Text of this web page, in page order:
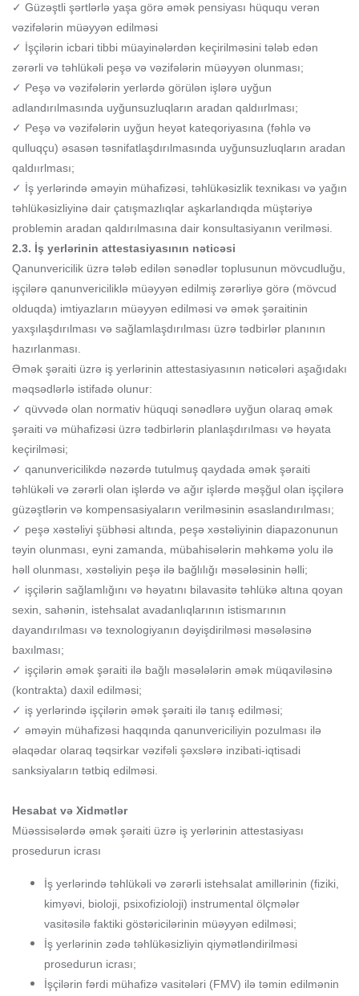
✓ Güzəştli şərtlərlə yaşa görə əmək pensiyası hüququ verən
vəzifələrin müəyyən edilməsi
✓ İşçilərin icbari tibbi müayinələrdən keçirilməsini tələb edən
zərərli və təhlükəli peşə və vəzifələrin müəyyən olunması;
✓ Peşə və vəzifələrin yerlərdə görülən işlərə uyğun
adlandırılmasında uyğunsuzluqların aradan qaldıırlması;
✓ Peşə və vəzifələrin uyğun heyət kateqoriyasına (fəhlə və
qulluqçu) əsasən təsnifatlaşdırılmasında uyğunsuzluqların aradan
qaldıırlması;
✓ İş yerlərində əməyin mühafizəsi, təhlükəsizlik texnikası və yağın
təhlükəsizliyinə dair çatışmazlıqlar aşkarlandıqda müştəriyə
problemin aradan qaldırılmasına dair konsultasiyanın verilməsi.
2.3. İş yerlərinin attestasiyasının nəticəsi
Qanunvericilik üzrə tələb edilən sənədlər toplusunun mövcudluğu,
işçilərə qanunvericiliklə müəyyən edilmiş zərərliyə görə (mövcud
olduqda) imtiyazların müəyyən edilməsi və əmək şəraitinin
yaxşılaşdırılması və sağlamlaşdırılması üzrə tədbirlər planının
hazırlanması.
Əmək şəraiti üzrə iş yerlərinin attestasiyasının nəticələri aşağıdakı
məqsədlərlə istifadə olunur:
✓ qüvvədə olan normativ hüquqi sənədlərə uyğun olaraq əmək
şəraiti və mühafizəsi üzrə tədbirlərin planlaşdırılması və həyata
keçirilməsi;
✓ qanunvericilikdə nəzərdə tutulmuş qaydada əmək şəraiti
təhlükəli və zərərli olan işlərdə və ağır işlərdə məşğul olan işçilərə
güzəştlərin və kompensasiyaların verilməsinin əsaslandırılması;
✓ peşə xəstəliyi şübhəsi altında, peşə xəstəliyinin diapazonunun
təyin olunması, eyni zamanda, mübahisələrin məhkəmə yolu ilə
həll olunması, xəstəliyin peşə ilə bağlılığı məsələsinin həlli;
✓ işçilərin sağlamlığını və həyatını bilavasitə təhlükə altına qoyan
sexin, sahənin, istehsalat avadanlıqlarının istismarının
dayandırılması və texnologiyanın dəyişdirilməsi məsələsinə
baxılması;
✓ işçilərin əmək şəraiti ilə bağlı məsələlərin əmək müqaviləsinə
(kontrakta) daxil edilməsi;
✓ iş yerlərində işçilərin əmək şəraiti ilə tanış edilməsi;
✓ əməyin mühafizəsi haqqında qanunvericiliyin pozulması ilə
əlaqədar olaraq təqsirkar vəzifəli şəxslərə inzibati-iqtisadi
sanksiyaların tətbiq edilməsi.
Hesabat və Xidmətlər
Müəssisələrdə əmək şəraiti üzrə iş yerlərinin attestasiyası
prosedurun icrası
İş yerlərində təhlükəli və zərərli istehsalat amillərinin (fiziki,
kimyəvi, bioloji, psixofizioloji) instrumental ölçmələr
vasitəsilə faktiki göstəricilərinin müəyyən edilməsi;
İş yerlərinin zədə təhlükəsizliyin qiymətləndirilməsi
prosedurun icrası;
İşçilərin fərdi mühafizə vasitələri (FMV) ilə təmin edilmənin